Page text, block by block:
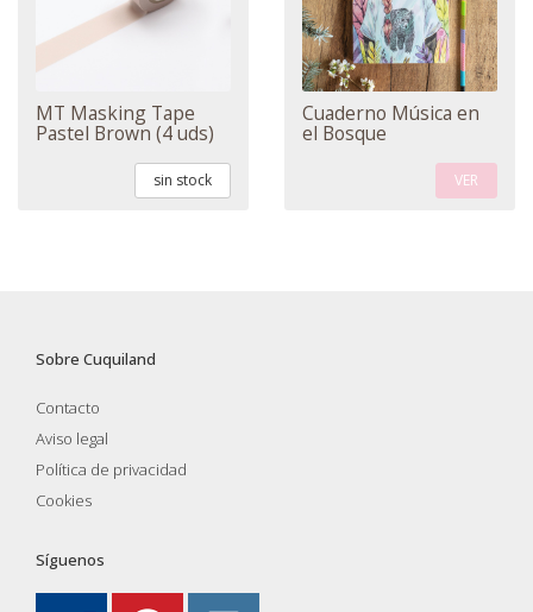
MT Masking Tape
Pastel Brown (4 uds)
sin stock
Cuaderno Música en
el Bosque
VER
Sobre Cuquiland
Contacto
Aviso legal
Política de privacidad
Cookies
Síguenos